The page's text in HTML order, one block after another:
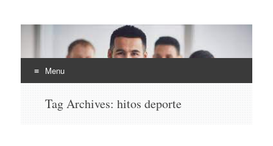
EHLI
UNINTER
Menu
Tag Archives: hitos deporte